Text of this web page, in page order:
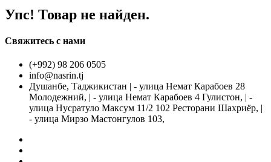
Упс! Товар не найден.
Свяжитесь с нами
(+992) 98 206 0505
info@nasrin.tj
Душанбе, Таджикистан | - улица Немат Карабоев 28
Молодежний, | - улица Немат Карабоев 4 Гулистон, | -
улица Нусратуло Максум 11/2 102 Ресторани Шахриёр, |
- улица Мирзо Мастонгулов 103,